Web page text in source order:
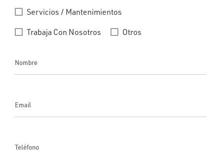
Servicios / Mantenimientos
Trabaja Con Nosotros Otros
Nombre
Email
Teléfono